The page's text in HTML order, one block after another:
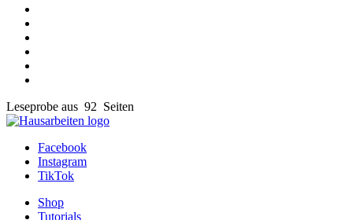
Leseprobe aus 92 Seiten
Facebook
Instagram
TikTok
Shop
Tutorials